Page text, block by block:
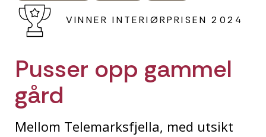
VINNER INTERIØRPRISEN 2024
Pusser opp gammel
gård
Mellom Telemarksfjella, med utsikt